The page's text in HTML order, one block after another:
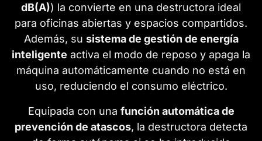
dB(A)) la convierte en una destructora ideal
para oficinas abiertas y espacios compartidos.
Además, su sistema de gestión de energía
inteligente activa el modo de reposo y apaga la
máquina automáticamente cuando no está en
uso, reduciendo el consumo eléctrico.
Equipada con una función automática de
prevención de atascos, la destructora detecta